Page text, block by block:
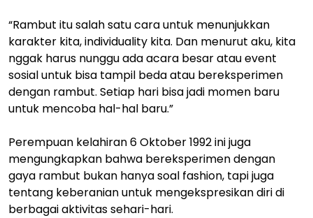
“Rambut itu salah satu cara untuk menunjukkan
karakter kita, individuality kita. Dan menurut aku, kita
nggak harus nunggu ada acara besar atau event
sosial untuk bisa tampil beda atau bereksperimen
dengan rambut. Setiap hari bisa jadi momen baru
untuk mencoba hal-hal baru.”
Perempuan kelahiran 6 Oktober 1992 ini juga
mengungkapkan bahwa bereksperimen dengan
gaya rambut bukan hanya soal fashion, tapi juga
tentang keberanian untuk mengekspresikan diri di
berbagai aktivitas sehari-hari.